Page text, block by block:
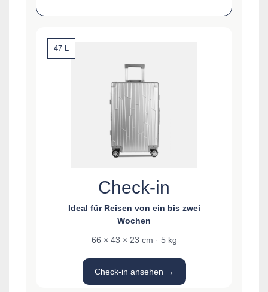
47 L
Check-in
Ideal für Reisen von ein bis zwei
Wochen
66 × 43 × 23 cm · 5 kg
Check-in ansehen →